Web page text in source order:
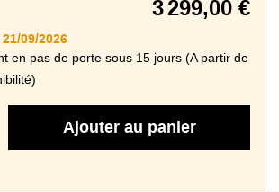
3 299,00 €
21/09/2026
en pas de porte sous 15 jours (A partir de
Ajouter au panier